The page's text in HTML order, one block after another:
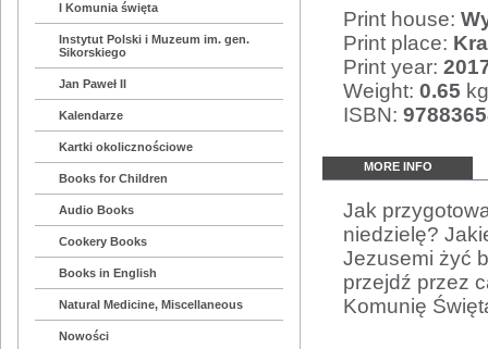
I Komunia święta
Instytut Polski i Muzeum im. gen.
Sikorskiego
Jan Paweł II
Kalendarze
Kartki okolicznościowe
Books for Children
Audio Books
Cookery Books
Books in English
Natural Medicine, Miscellaneous
Nowości
Print house:
Print place:
Print year:
Weight: 0.65 kg
ISBN:
MORE INFO
Jak
niedzielę?
Jezusemi żyć
przejdź przez
Komunię